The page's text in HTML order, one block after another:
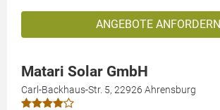
ANGEBOTE ANFORDERN
Matari Solar GmbH
Carl-Backhaus-Str. 5, 22926 Ahrensburg